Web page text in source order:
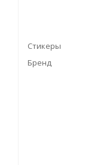
Стикеры
Бренд